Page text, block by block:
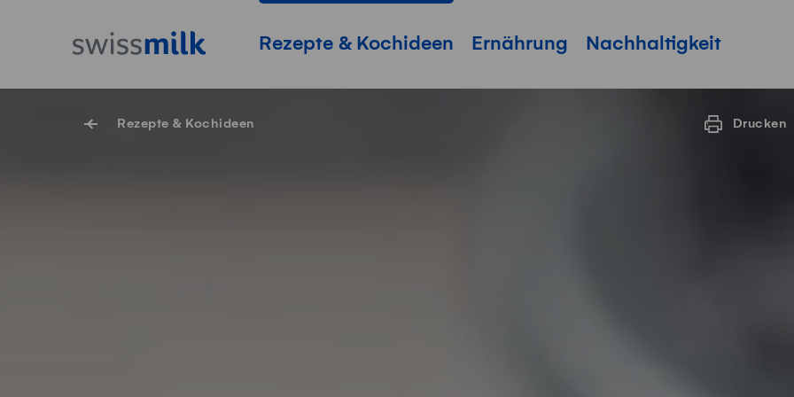
StartseiteHauptnavigation
Rezepte & Kochideen Ernährung Nachhaltigkeit
Rezepte & Kochideen Drucken